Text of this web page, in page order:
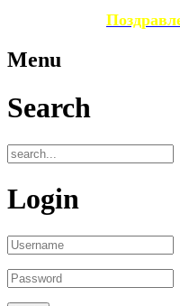
Menu
Search
Login